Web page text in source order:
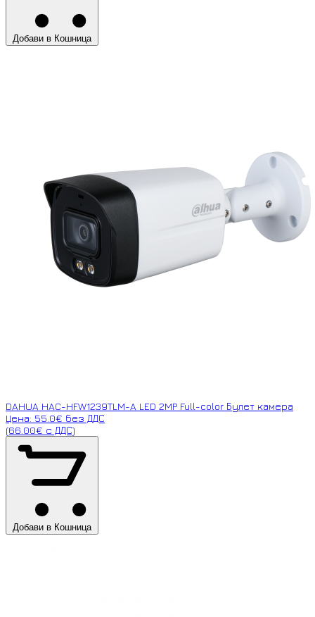
Добави в Кошница
DAHUA HAC-HFW1239TLM-A LED 2MP Full-color Булет камера
Цена: 55.0€ без ДДС
(66.00€ с ДДС)
Добави в Кошница